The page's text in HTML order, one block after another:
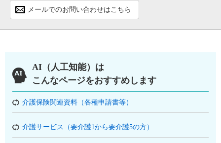
メールでのお問い合わせはこちら
AI（人工知能）は
こんなページをおすすめします
介護保険関連資料（各種申請書等）
介護サービス（要介護1から要介護5の方）